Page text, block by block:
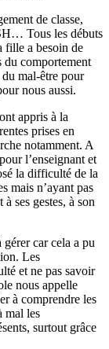
de classe,
Tous les débuts
fille a besoin de
du comportement
mal-être pour
nous aussi.
appris à la
prises en
notamment. A
l’enseignant et
la difficulté de la
mais n’ayant pas
ses gestes, à son
car cela a pu
Les
et ne pas savoir
nous appelle
à comprendre les
mal les
surtout grâce